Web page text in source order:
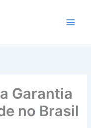
Garantia
no Brasil